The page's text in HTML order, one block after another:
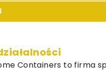
Containers to firma